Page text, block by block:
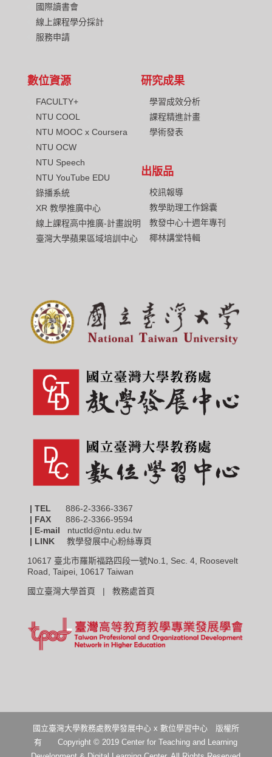
國際讀書會
線上課程學分採計
服務申請
數位資源
FACULTY+
NTU COOL
NTU MOOC x Coursera
NTU OCW
NTU Speech
NTU YouTube EDU
錄播系統
XR 教學推廣中心
線上課程高中推廣-計畫說明
臺灣大學蘋果區域培訓中心
研究成果
學習成效分析
課程精進計畫
學術發表
出版品
校訊報導
教學助理工作錦囊
教發中心十週年專刊
椰林講堂特輯
| TEL 886-2-3366-3367
| FAX
886-2-3366-9594
| E-mail ntuctld@ntu.edu.tw
| LINK 教學發展中心粉絲專頁
10617 臺北市羅斯福路四段一號No.1, Sec. 4, Roosevelt
Road, Taipei, 10617 Taiwan
國立臺灣大學首頁 | 教務處首頁
國立臺灣大學教務處教學發展中心 x 數位學習中心 版權所
有 Copyright © 2019 Center for Teaching and Learning